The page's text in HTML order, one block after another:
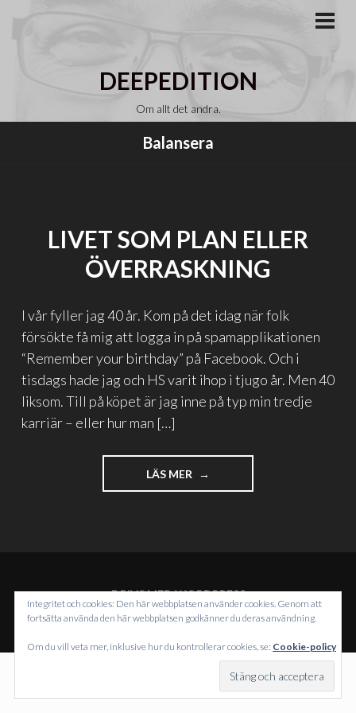
DEEPEDITION
Om allt det andra.
Balansera
LIVET SOM PLAN ELLER
ÖVERRASKNING
I vår fyller jag 40 år. Kom på det idag när folk
försökte få mig att logga in på spamapplikationen
“Remember your birthday” på Facebook. Och i
tisdags hade jag och HS varit ihop i tjugo år. Men 40
liksom. Till på köpet är jag inne på typ min tredje
karriär – eller hur man […]
LÄS MER
"LIVET
SOM
DRIVS MED WORDPRESS
TEMA: INTERGALACTIC AVWORDPRESS.COM.
Integritet och cookies: Den här webbplatsen använder cookies. Genom att
fortsätta använda den här webbplatsen godkänner du deras användning.
Om du vill veta mer, inklusive hur du kontrollerar cookies, se: Cookie-policy